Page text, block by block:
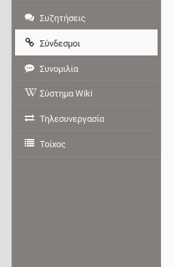
Συζητήσεις
Σύνδεσμοι
Συνομιλία
Σύστημα Wiki
Τηλεσυνεργασία
Τοίχος